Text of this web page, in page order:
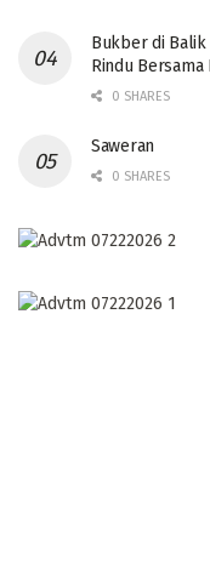
Bukber di Balik
Rindu Bersama
0 SHARES
Saweran
0 SHARES